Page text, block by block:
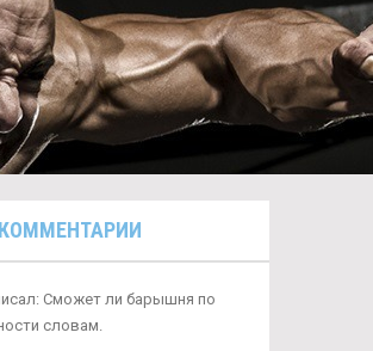
КОММЕНТАРИИ
Сможет ли барышня по
словам.